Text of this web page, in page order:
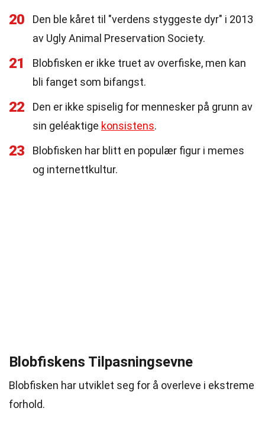
20
Den ble kåret til "verdens styggeste dyr" i 2013
av Ugly Animal Preservation Society.
21
Blobfisken er ikke truet av overfiske, men kan
bli fanget som bifangst.
22
Den er ikke spiselig for mennesker på grunn av
sin geléaktige konsistens.
23
Blobfisken har blitt en populær figur i memes
og internettkultur.
Blobfiskens Tilpasningsevne
Blobfisken har utviklet seg for å overleve i ekstreme
forhold.